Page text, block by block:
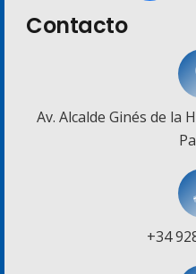
Contacto
Av. Alcalde Ginés de la
+34